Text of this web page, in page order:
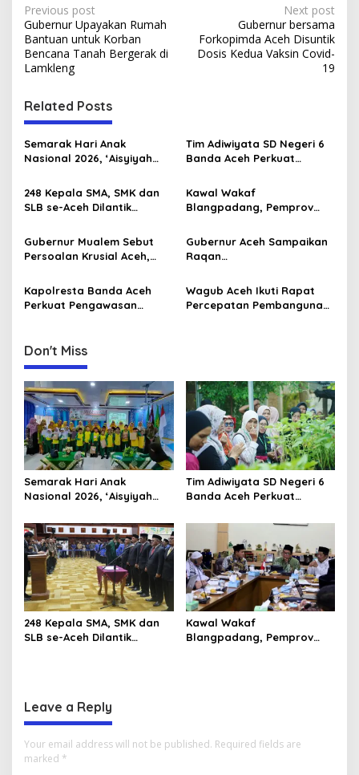
P
o
s
t
n
a
v
i
g
a
t
i
o
n
Previous post
Gubernur Upayakan Rumah
Bantuan untuk Korban
Bencana Tanah Bergerak di
Lamkleng
Next post
Gubernur bersama
Forkopimda Aceh Disuntik
Dosis Kedua Vaksin Covid-
19
Related Posts
Semarak Hari Anak
Nasional 2026, ‘Aisyiyah
Perlombaan Kreatif di
Universitas Ahmad Dahlan
Tim Adiwiyata SD Negeri 6
Banda Aceh Perkuat
Kunjungan Lapangan “FOLU
Goes to School”
248 Kepala SMA, SMK dan
SLB se-Aceh Dilantik
Aceh
Kawal Wakaf
Blangpadang, Pemprov
Pusat
Gubernur Mualem Sebut
Persoalan Krusial Aceh,
Hingga LGBT
Gubernur Aceh Sampaikan
Raqan
Pelaksanaan APBA 2025 ke
DPRA
Kapolresta Banda Aceh
Perkuat Pengawasan
Wagub Aceh Ikuti Rapat
Percepatan Pembangunan
Don't Miss
Semarak Hari Anak
Nasional 2026, ‘Aisyiyah
Perlombaan Kreatif di
Universitas Ahmad Dahlan
Aceh
Tim Adiwiyata SD Negeri 6
Banda Aceh Perkuat
Kunjungan Lapangan “FOLU
Goes to School”
248 Kepala SMA, SMK dan
SLB se-Aceh Dilantik
Kawal Wakaf
Blangpadang, Pemprov
Leave a Reply
Your email address will not be published. Required fields are
marked *